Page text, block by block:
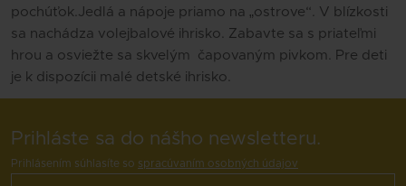
pochúťok.Jedlá a nápoje priamo na „ostrove“. V blízkosti
sa nachádza volejbalové ihrisko. Zabavte sa s priateľmi
hrou a osviežte sa skvelým čapovaným pivkom. Pre deti
je k dispozícii malé detské ihrisko.
Prihláste sa do nášho newsletteru.
Prihlásením súhlasíte so spracúvaním osobných údajov